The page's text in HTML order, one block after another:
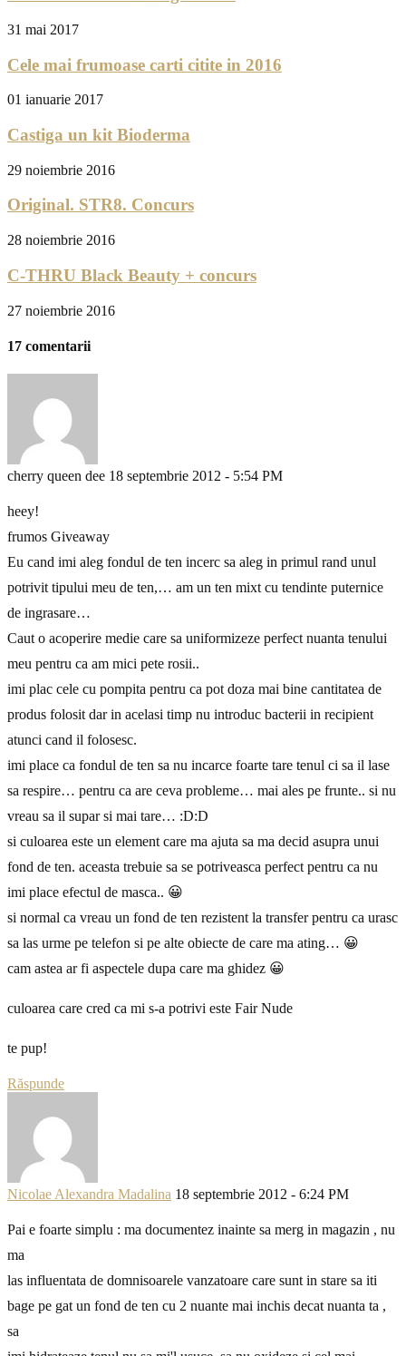
31 mai 2017
Cele mai frumoase carti citite in 2016
01 ianuarie 2017
Castiga un kit Bioderma
29 noiembrie 2016
Original. STR8. Concurs
28 noiembrie 2016
C-THRU Black Beauty + concurs
27 noiembrie 2016
17 comentarii
cherry queen dee 18 septembrie 2012 - 5:54 PM
heey!
frumos Giveaway
Eu cand imi aleg fondul de ten incerc sa aleg in primul rand unul
potrivit tipului meu de ten,… am un ten mixt cu tendinte puternice
de ingrasare…
Caut o acoperire medie care sa uniformizeze perfect nuanta tenului
meu pentru ca am mici pete rosii..
imi plac cele cu pompita pentru ca pot doza mai bine cantitatea de
produs folosit dar in acelasi timp nu introduc bacterii in recipient
atunci cand il folosesc.
imi place ca fondul de ten sa nu incarce foarte tare tenul ci sa il lase
sa respire… pentru ca are ceva probleme… mai ales pe frunte.. si nu
vreau sa il supar si mai tare… :D:D
si culoarea este un element care ma ajuta sa ma decid asupra unui
fond de ten. aceasta trebuie sa se potriveasca perfect pentru ca nu
imi place efectul de masca.. 😀
si normal ca vreau un fond de ten rezistent la transfer pentru ca urasc
sa las urme pe telefon si pe alte obiecte de care ma ating… 😀
cam astea ar fi aspectele dupa care ma ghidez 😀
culoarea care cred ca mi s-a potrivi este Fair Nude
te pup!
Răspunde
Nicolae Alexandra Madalina 18 septembrie 2012 - 6:24 PM
Pai e foarte simplu : ma documentez inainte sa merg in magazin , nu
ma
las influentata de domnisoarele vanzatoare care sunt in stare sa iti
bage pe gat un fond de ten cu 2 nuante mai inchis decat nuanta ta ,
sa